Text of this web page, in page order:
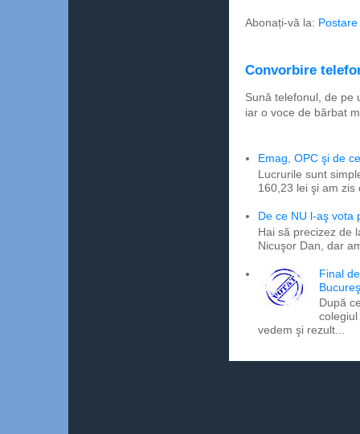
Abonați-vă la:
Convorbire
Sună telefonul, de pe
iar o voce de bărbat
Emag, OPC şi de
Lucrurile sunt
160,23 lei şi am
De ce NU l-aş vota
Hai să precizez de
Nicuşor Dan, dar
Final
După
vedem şi rezult...